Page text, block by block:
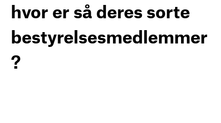
hvor er så deres sorte
bestyrelsesmedlemmer
?